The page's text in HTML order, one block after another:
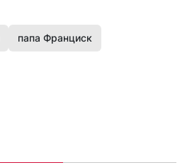
папа Франциск